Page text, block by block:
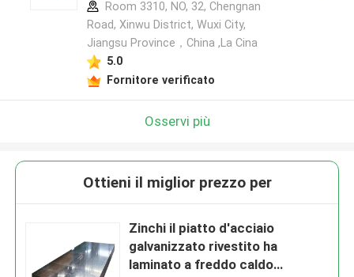
Room 3310, NO, 32, Chengnan
Road, Xinwu District, Wuxi City,
Jiangsu Province，China ,La Cina
5.0
Fornitore verificato
Osservi più
Ottieni il miglior prezzo per
Zinchi il piatto d'acciaio
galvanizzato rivestito ha
laminato a freddo caldo